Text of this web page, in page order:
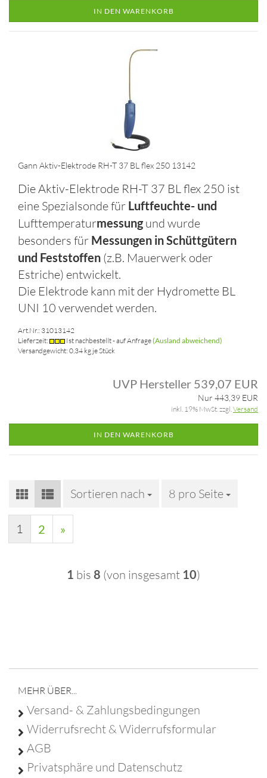
IN DEN WARENKORB
Gann Aktiv-Elektrode RH-T 37 BL flex 250 13142
Die Aktiv-Elektrode RH-T 37 BL flex 250 ist
eine Spezialsonde für Luftfeuchte- und
Lufttemperaturmessungund wurde
besonders für Messungen in Schüttgütern
und Feststoffen (z.B. Mauerwerk oder
Estriche) entwickelt.
Die Elektrode kann mit der Hydromette BL
UNI 10 verwendet werden.
Art.Nr.: 31013142
Lieferzeit:
Ist nachbestellt - auf Anfrage(Ausland abweichend)
Versandgewicht: 0,34 kg je Stück
UVP Hersteller 539,07 EUR
Nur 443,39 EUR
inkl. 19% MwSt. zzgl.Versand
IN DEN WARENKORB
Sortieren nach
Sortieren nach 8 pro Seite
pro Seite
1 2 »
1 bis 8 (von insgesamt 10)
MEHR ÜBER...
Versand- & Zahlungsbedingungen
Widerrufsrecht & Widerrufsformular
AGB
Privatsphäre und Datenschutz